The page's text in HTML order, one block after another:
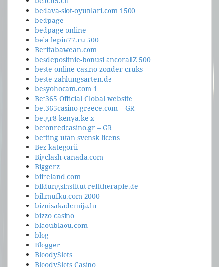
bedava-slot-oyunlari.com 1500
bedpage
bedpage online
bela-lepin77.ru 500
Beritabawean.com
besdepositnie-bonusi ancorallZ 500
beste online casino zonder cruks
beste-zahlungsarten.de
besyohocam.com 1
Bet365 Official Global website
bet365casino-greece.com – GR
betgr8-kenya.ke x
betonredcasino.gr – GR
betting utan svensk licens
Bez kategorii
Bigclash-canada.com
Biggerz
biireland.com
bildungsinstitut-reittherapie.de
bilimufku.com 2000
biznisakademija.hr
bizzo casino
blaoublaou.com
blog
Blogger
BloodySlots
BloodySlots Casino